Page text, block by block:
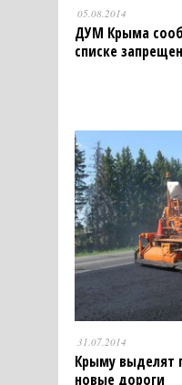
05.08.2014
ДУМ Крыма
списке
31.07.2014
Крыму выделят
новые дороги